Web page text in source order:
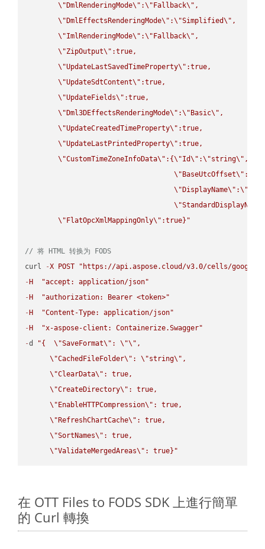
\" DmlRenderingMode\" :\" Fallback\" ,
\" DmlEffectsRenderingMode\" :\"Simplified\" ,
\"ImlRenderingMode\" :\" Fallback\" ,
\"ZipOutput\" :true,
\"UpdateLastSavedTimeProperty\" :true,
\"UpdateSdtContent\" :true,
\"UpdateFields\" :true,
\" Dml3DEffectsRenderingMode\" :\" Basic\" ,
\"UpdateCreatedTimeProperty\" :true,
\"UpdateLastPrintedProperty\" :true,
\"CustomTimeZoneInfoData\" :{\"Id\" :\"string\" ,
\" BaseUtcOffset\" :
\" DisplayName\" :\"
\"StandardDisplayName
\" FlatOpcXmlMappingOnly\" :true}"
// 将 HTML 转换为 FODS
curl
-X POST
"https://api.aspose.cloud/v3.0/cells/
- H
"accept: application/json"
- H
"authorization: Bearer <token>"
- H
"Content-Type: application/json"
- H
"x-aspose-client: Containerize.Swagger"
-d "{ \"SaveFormat\" : \"\" ,
\"CachedFileFolder\" : \"string\" ,
\"ClearData\" : true,
\"CreateDirectory\" : true,
\" EnableHTTPCompression\" : true,
\" RefreshChartCache\" : true,
\"SortNames\" : true,
\"ValidateMergedAreas\" : true}"
在 OTT Files to FODS SDK 上進行簡單
的 Curl 轉換